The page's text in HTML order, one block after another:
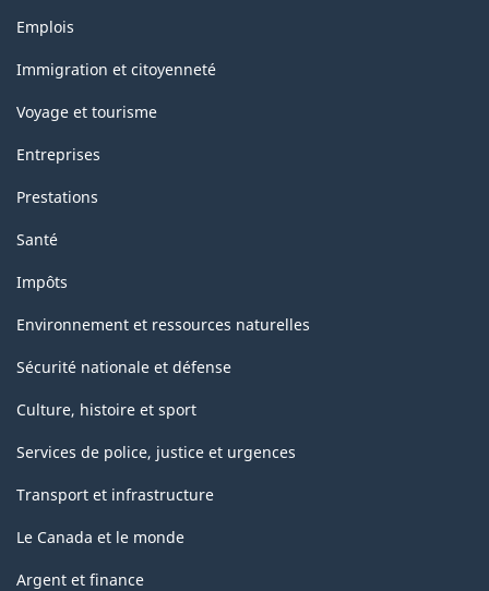
Thèmes
sujets
Emplois
Immigration et citoyenneté
Voyage et tourisme
Entreprises
Prestations
Santé
Impôts
Environnement et ressources naturelles
Sécurité nationale et défense
Culture, histoire et sport
Services de police, justice et urgences
Transport et infrastructure
Le Canada et le monde
Argent et finance